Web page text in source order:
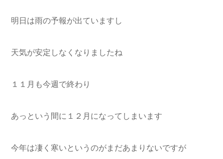
明日は雨の予報が出ていますし
天気が安定しなくなりましたね
１１月も今週で終わり
あっという間に１２月になってしまいます
今年は凄く寒いというのがまだあまりないですが